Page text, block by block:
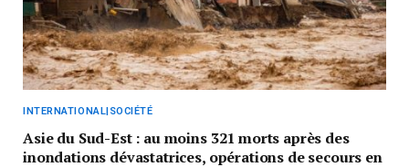
INTERNATIONAL|SOCIÉTÉ
Asie du Sud-Est : au moins 321 morts après des
inondations dévastatrices, opérations de secours en